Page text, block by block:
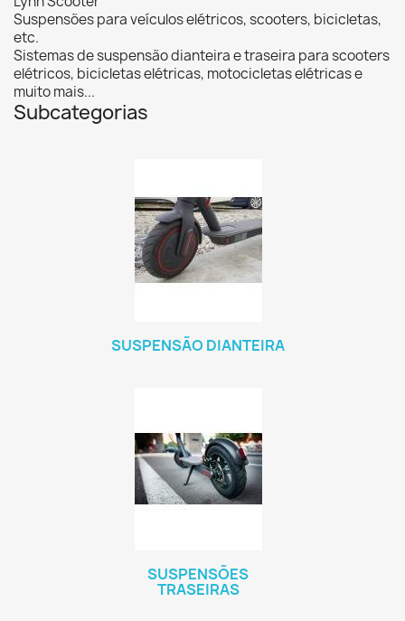
Suspensões para veículos elétricos, scooters, bicicletas,
etc.
Sistemas de suspensão dianteira e traseira para scooters
elétricos, bicicletas elétricas, motocicletas elétricas e
muito mais...
Subcategorias
SUSPENSÃO DIANTEIRA
SUSPENSÕES
TRASEIRAS